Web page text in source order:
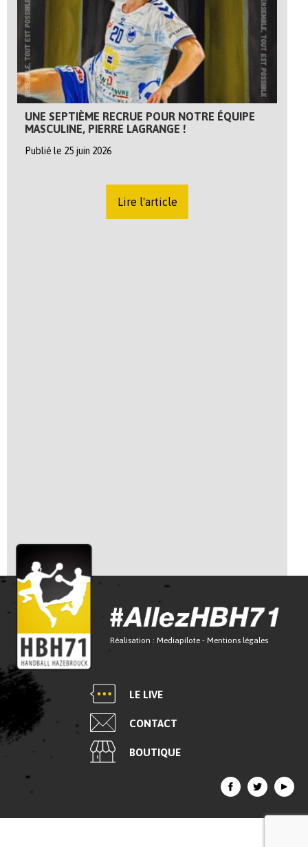
UNE SEPTIÈME RECRUE POUR NOTRE ÉQUIPE
MASCULINE, PIERRE LAGRANGE !
Publié le 25 juin 2026
Lire l'article
Réalisation : Mediapilote - Mentions légales
LE LIVE
CONTACT
BOUTIQUE